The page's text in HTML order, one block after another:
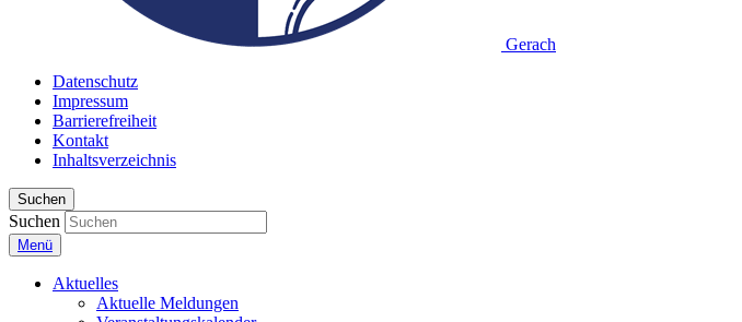
Gerach
Datenschutz
Impressum
Barrierefreiheit
Kontakt
Inhaltsverzeichnis
Suchen
Suchen
Menü
Aktuelles
Aktuelle Meldungen